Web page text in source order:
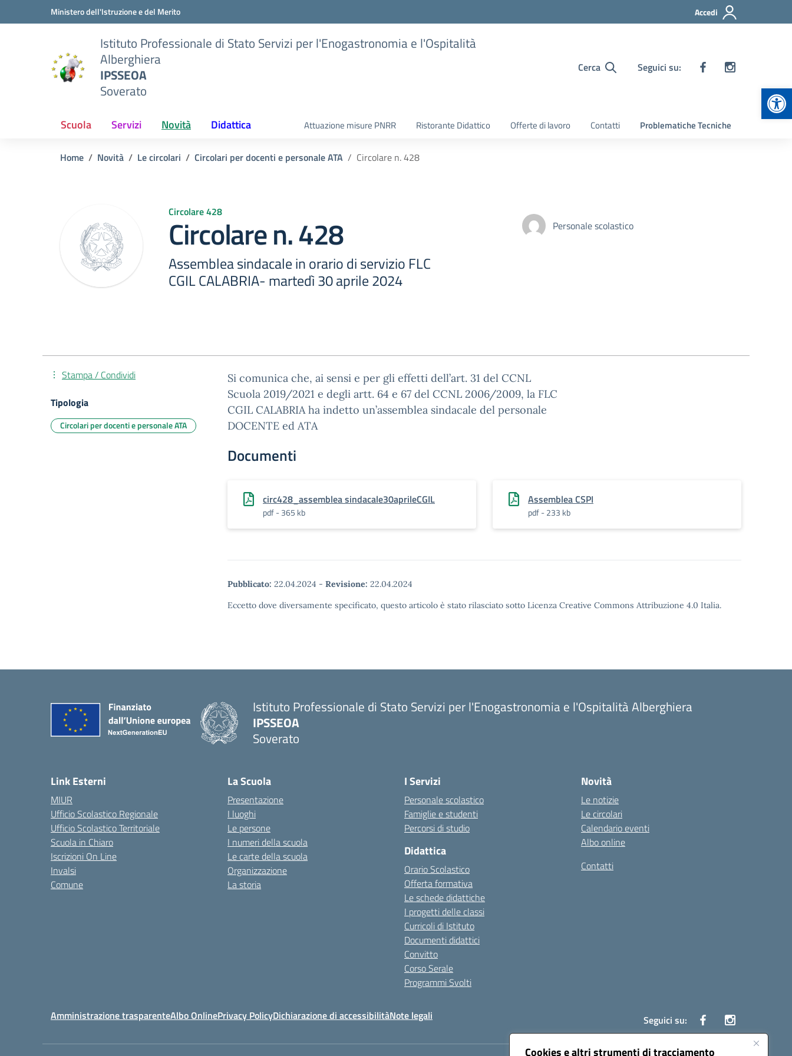
Cookies e altri strumenti di tracciamento
Vai ai contenuti
Vai al menu di navigazioneMinistero dell'Istruzione e del Merito Accedi
Istituto Professionale di Stato Servizi per l'Enogastronomia e l'Ospitalità
Alberghiera
IPSSEOA
Soverato
Cerca Seguici su:
Scuola Servizi Novità Didattica Attuazione misure PNRR Ristorante Didattico Offerte di lavoro Contatti Problematiche Tecniche
Home Novità Le circolari Circolari per docenti e personale ATA Circolare n. 428
Circolare 428
Circolare n. 428
Assemblea sindacale in orario di servizio FLC
CGIL CALABRIA- martedì 30 aprile 2024
Personale scolastico
Si comunica che, ai sensi e per gli effetti dell’art. 31 del CCNL
Scuola 2019/2021 e degli artt. 64 e 67 del CCNL 2006/2009, la FLC
CGIL CALABRIA ha indetto un’assemblea sindacale del personale
DOCENTE ed ATA
Documenti
circ428_assemblea sindacale30aprileCGIL
pdf - 365 kb
Assemblea CSPI
pdf - 233 kb
Pubblicato: 22.04.2024 - Revisione: 22.04.2024
Eccetto dove diversamente specificato, questo articolo è stato rilasciato sotto Licenza Creative Commons Attribuzione 4.0 Italia.
Stampa / Condividi
Tipologia
Circolari per docenti e personale ATA
Istituto Professionale di Stato Servizi per l'Enogastronomia e l'Ospitalità Alberghiera
IPSSEOA
Soverato
Link Esterni
MIUR
Ufficio Scolastico Regionale
Ufficio Scolastico Territoriale
Scuola in Chiaro
Iscrizioni On Line
Invalsi
Comune
La Scuola
Presentazione
I luoghi
Le persone
I numeri della scuola
Le carte della scuola
Organizzazione
La storia
I Servizi
Personale scolastico
Famiglie e studenti
Percorsi di studio
Didattica
Orario Scolastico
Offerta formativa
Le schede didattiche
I progetti delle classi
Curricoli di Istituto
Documenti didattici
Convitto
Corso Serale
Programmi Svolti
Novità
Le notizie
Le circolari
Calendario eventi
Albo online
Contatti
Amministrazione trasparenteAlbo OnlinePrivacy PolicyDichiarazione di accessibilitàNote legali Seguici su: